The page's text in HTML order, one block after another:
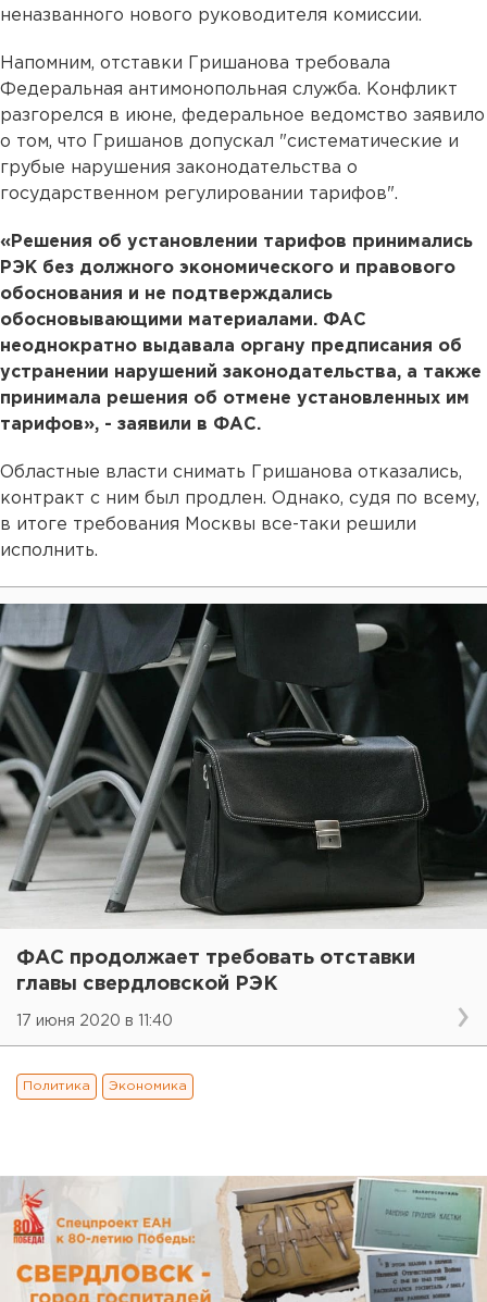
неназванного нового руководителя комиссии.
Напомним, отставки Гришанова требовала
Федеральная антимонопольная служба. Конфликт
разгорелся в июне, федеральное ведомство заявило
о том, что Гришанов допускал "систематические и
грубые нарушения законодательства о
государственном регулировании тарифов".
«Решения об установлении тарифов принимались
РЭК без должного экономического и правового
обоснования и не подтверждались
обосновывающими материалами. ФАС
неоднократно выдавала органу предписания об
устранении нарушений законодательства, а также
принимала решения об отмене установленных им
тарифов», - заявили в ФАС.
Областные власти снимать Гришанова отказались,
контракт с ним был продлен. Однако, судя по всему,
в итоге требования Москвы все-таки решили
исполнить.
ФАС продолжает требовать отставки
главы свердловской РЭК
17 июня 2020 в 11:40
Политика Экономика